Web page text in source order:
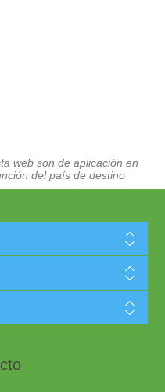
web son de aplicación en
del país de destino